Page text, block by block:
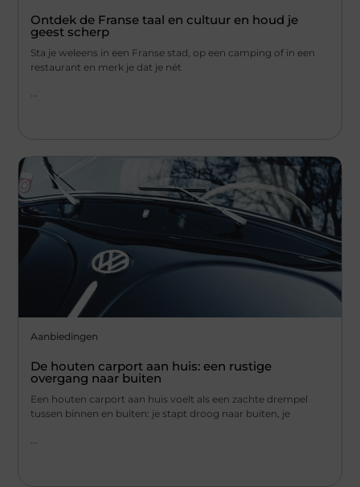
Ontdek de Franse taal en cultuur en houd je
geest scherp
Sta je weleens in een Franse stad, op een camping of in een
restaurant en merk je dat je nét
...
Aanbiedingen
De houten carport aan huis: een rustige
overgang naar buiten
Een houten carport aan huis voelt als een zachte drempel
tussen binnen en buiten: je stapt droog naar buiten, je